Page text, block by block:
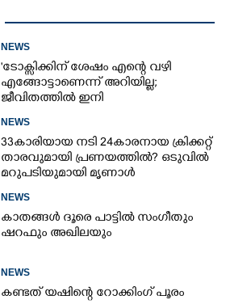
NEWS
'ടോക്സിക്കിന് ശേഷം എന്റെ വഴി
എങ്ങോട്ടാണെന്ന് അറിയില്ല;
ജീവിതത്തിൽ ഇനി
ഉള്ളിൽ ഉണ്ടായിരിക്കും'
NEWS
33കാരിയായ നടി 24കാരനായ ക്രിക്കറ്റ്
താരവുമായി പ്രണയത്തിൽ? ഒടുവിൽ
മറുപടിയുമായി മൃണാൾ
NEWS
കാതങ്ങൾ ദൂരെ പാട്ടിൽ സംഗീതും
ഷറഫും അഖിലയും
NEWS
കണ്ടത് യഷിന്റെ റോക്കിംഗ് പൂരം